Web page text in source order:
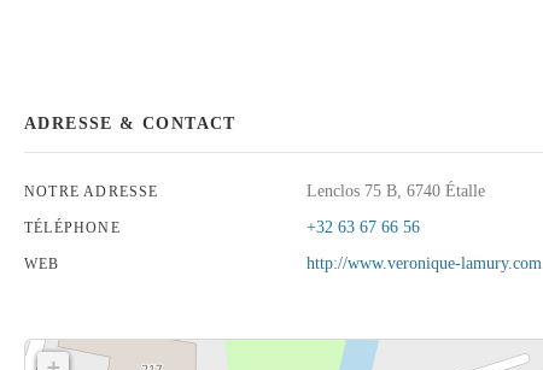
ADRESSE & CONTACT
NOTRE ADRESSE Lenclos 75 B, 6740 Étalle
TÉLÉPHONE +32 63 67 66 56
WEB http://www.veronique-lamury.com